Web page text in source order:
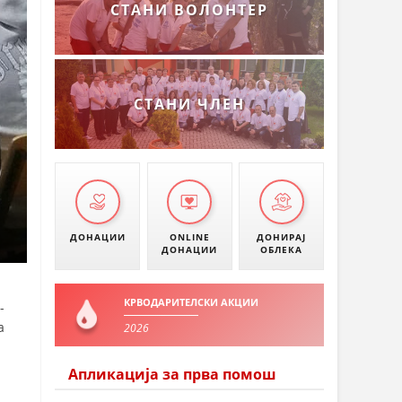
СТАНИ ВОЛОНТЕР
СТАНИ ЧЛЕН
ДОНАЦИИ
ONLINE
ДОНАЦИИ
ДОНИРАЈ
ОБЛЕКА
КРВОДАРИТЕЛСКИ АКЦИИ
2026
Апликација за прва помош